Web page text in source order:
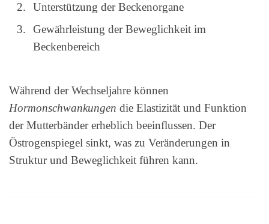
Unterstützung der Beckenorgane
Gewährleistung der Beweglichkeit im
Beckenbereich
Während der Wechseljahre können
Hormonschwankungen die Elastizität und Funktion
der Mutterbänder erheblich beeinflussen. Der
Östrogenspiegel sinkt, was zu Veränderungen in
Struktur und Beweglichkeit führen kann.